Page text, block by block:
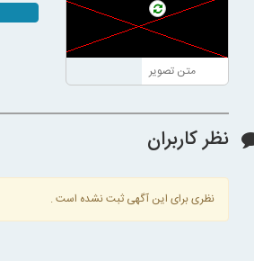
نظر کاربران
نظری برای این آگهی ثبت نشده است .